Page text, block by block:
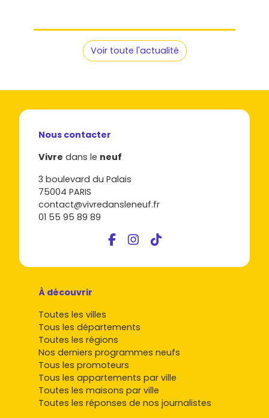
Voir toute l'actualité
Nous contacter
Vivre dans le neuf
3 boulevard du Palais
75004 PARIS
contact@vivredansleneuf.fr
01 55 95 89 89
À découvrir
Toutes les villes
Tous les départements
Toutes les régions
Nos derniers programmes neufs
Tous les promoteurs
Tous les appartements par ville
Toutes les maisons par ville
Toutes les réponses de nos journalistes